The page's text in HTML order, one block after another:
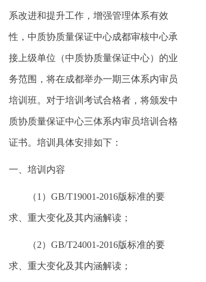
系改进和提升工作，增强管理体系有效
性，中质协质量保证中心成都审核中心承
接上级单位（中质协质量保证中心）的业
务范围，将在成都举办一期三体系内审员
培训班。对于培训考试合格者，将颁发中
质协质量保证中心三体系内审员培训合格
证书。培训具体安排如下：
一、培训内容
（1）GB/T19001-2016版标准的要
求、重大变化及其内涵解读；
（2）GB/T24001-2016版标准的要
求、重大变化及其内涵解读；